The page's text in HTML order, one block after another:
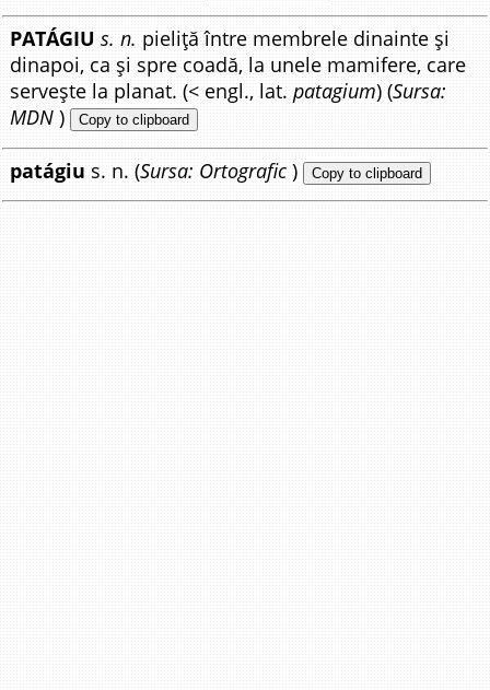
PATÁGIU s. n. pieliță între membrele dinainte și
dinapoi, ca și spre coadă, la unele mamifere, care
servește la planat. (< engl., lat.patagium) (Sursa:
MDN ) Copy to clipboard
patágiu s. n. (Sursa: Ortografic ) Copy to clipboard